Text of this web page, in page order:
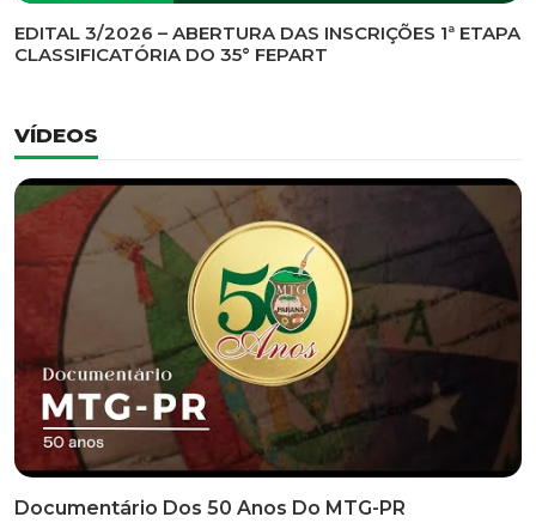
EDITAL 3/2026 – ABERTURA DAS INSCRIÇÕES 1ª ETAPA
CLASSIFICATÓRIA DO 35° FEPART
VÍDEOS
Documentário Dos 50 Anos Do MTG-PR